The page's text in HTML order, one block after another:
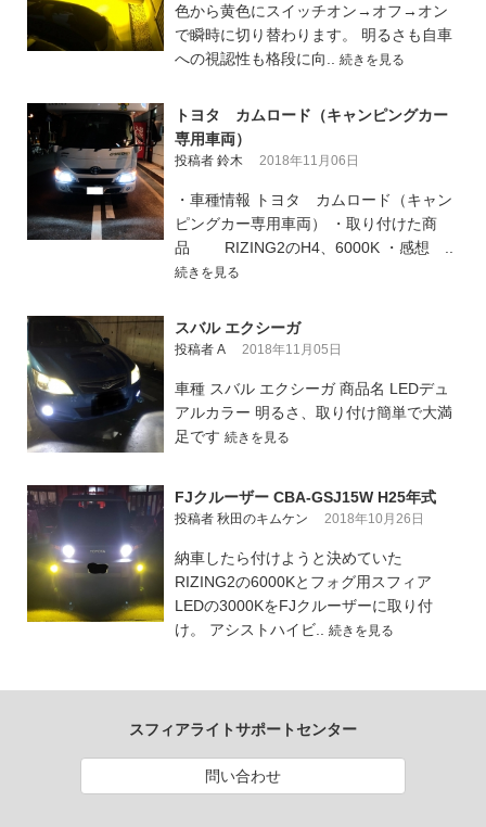
色から黄色にスイッチオン→オフ→オン
で瞬時に切り替わります。 明るさも自車
への視認性も格段に向.. 続きを見る
トヨタ カムロード（キャンピングカー
専用車両）
投稿者 鈴木 2018年11月06日
・車種情報 トヨタ カムロード（キャン
ピングカー専用車両） ・取り付けた商
品 RIZING2のH4、6000K ・感想 ..
続きを見る
スバル エクシーガ
投稿者 A 2018年11月05日
車種 スバル エクシーガ 商品名 LEDデュ
アルカラー 明るさ、取り付け簡単で大満
足です 続きを見る
FJクルーザー CBA-GSJ15W H25年式
投稿者 秋田のキムケン 2018年10月26日
納車したら付けようと決めていた
RIZING2の6000Kとフォグ用スフィア
LEDの3000KをFJクルーザーに取り付
け。 アシストハイビ.. 続きを見る
スフィアライトサポートセンター
問い合わせ